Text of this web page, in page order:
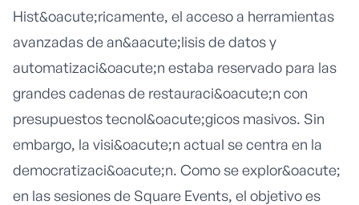
Hist&oacute;ricamente, el acceso a herramientas
avanzadas de an&aacute;lisis de datos y
automatizaci&oacute;n estaba reservado para las
grandes cadenas de restauraci&oacute;n con
presupuestos tecnol&oacute;gicos masivos. Sin
embargo, la visi&oacute;n actual se centra en la
democratizaci&oacute;n. Como se explor&oacute;
en las sesiones de Square Events, el objetivo es